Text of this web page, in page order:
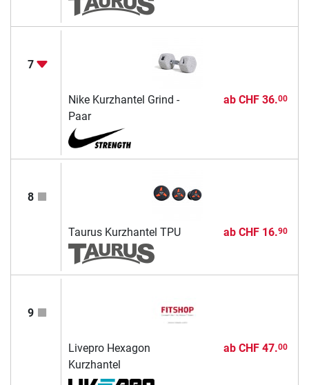
7
Nike Kurzhantel Grind -
Paar
ab CHF 36.00
8
Taurus Kurzhantel TPU ab CHF 16.90
9
Livepro Hexagon
Kurzhantel
ab CHF 47.00